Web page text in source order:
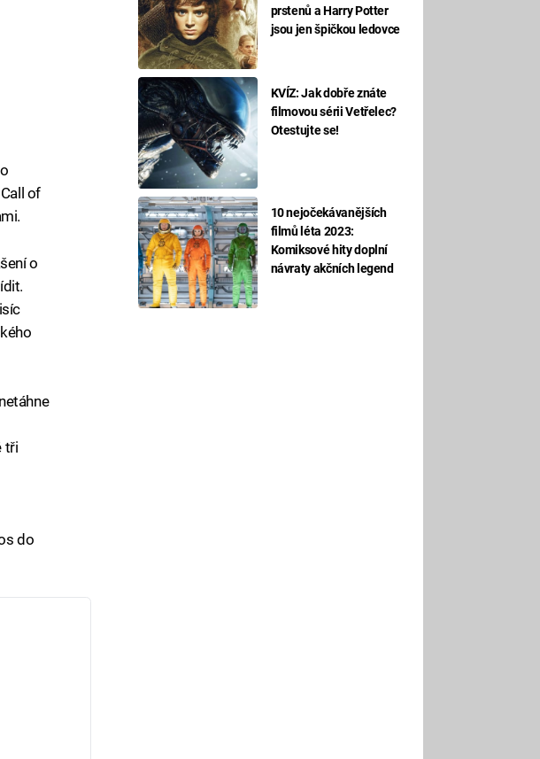
prstenů a Harry Potter
jsou jen špičkou ledovce
KVÍZ: Jak dobře znáte
filmovou sérii Vetřelec?
Otestujte se!
10 nejočekávanějších
filmů léta 2023:
Komiksové hity doplní
návraty akčních legend
of
o
tři
do